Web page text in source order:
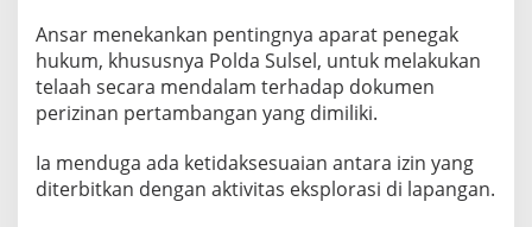
s
D
i
s
r
o
t
Ansar menekankan pentingnya aparat penegak
hukum, khususnya Polda Sulsel, untuk melakukan
telaah secara mendalam terhadap dokumen
perizinan pertambangan yang dimiliki.
Ia menduga ada ketidaksesuaian antara izin yang
diterbitkan dengan aktivitas eksplorasi di lapangan.